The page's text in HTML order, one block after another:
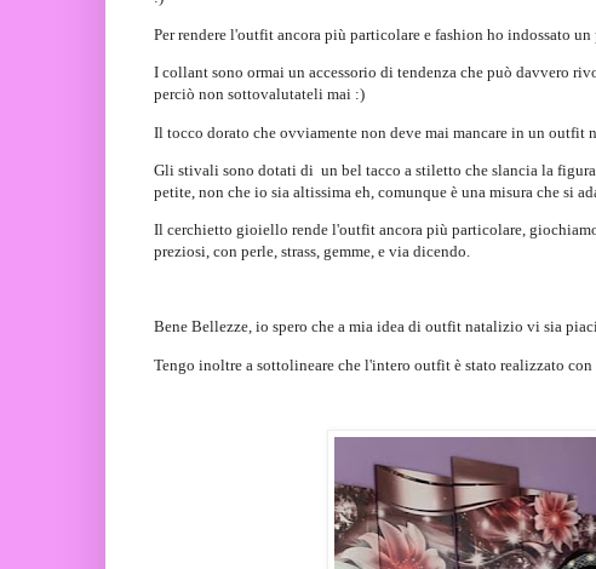
Per rendere l'outfit ancora più particolare e fashion ho indossato
I collant sono ormai un accessorio di tendenza che può davvero
perciò non sottovalutateli mai :)
Il tocco dorato che ovviamente non deve mai mancare in un outfit
Gli stivali sono dotati di un bel tacco a stiletto che slancia la
petite, non che io sia altissima eh, comunque è una misura che si
Il cerchietto gioiello rende l'outfit ancora più particolare,
preziosi, con perle, strass, gemme, e via dicendo.
Bene Bellezze, io spero che a mia idea di outfit natalizio vi sia
Tengo inoltre a sottolineare che l'intero outfit è stato realizzato